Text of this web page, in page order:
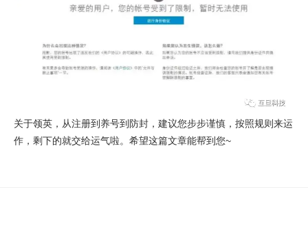
关于领英，从注册到养号到防封，建议您步步谨慎，按照规则来运
作，剩下的就交给运气啦。希望这篇文章能帮到您~